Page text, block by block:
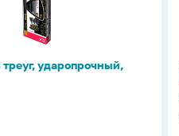
ударопрочный,